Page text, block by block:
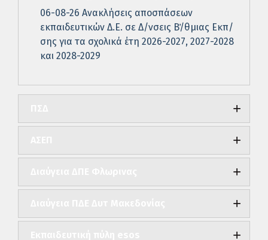
06-08-26 Ανακλήσεις αποσπάσεων
εκπαιδευτικών Δ.Ε. σε Δ/νσεις Β΄/θμιας Εκπ/
σης για τα σχολικά έτη 2026-2027, 2027-2028
και 2028-2029